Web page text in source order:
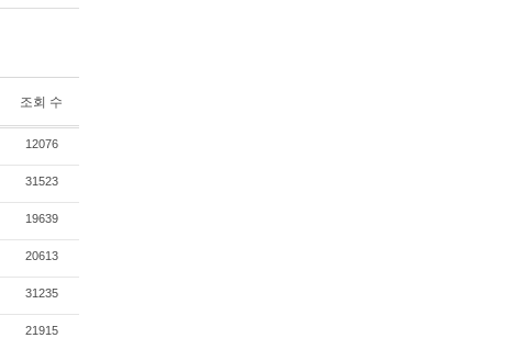
조회 수
12076
31523
19639
20613
31235
21915